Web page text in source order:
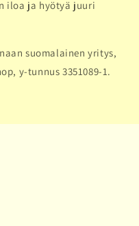
iloa ja hyötyä juuri
suomalainen yritys,
y-tunnus 3351089-1.